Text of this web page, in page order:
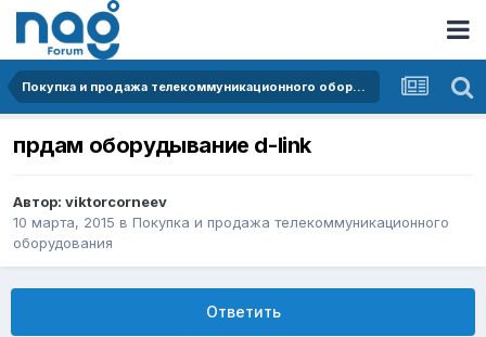
Покупка и продажа телекоммуникационного оборудования
прдам оборудывание d-link
Автор: viktorcorneev
10 марта, 2015 в Покупка и продажа телекоммуникационного
оборудования
Ответить